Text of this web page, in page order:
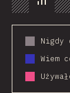
Chart
Nigdy
Wiem